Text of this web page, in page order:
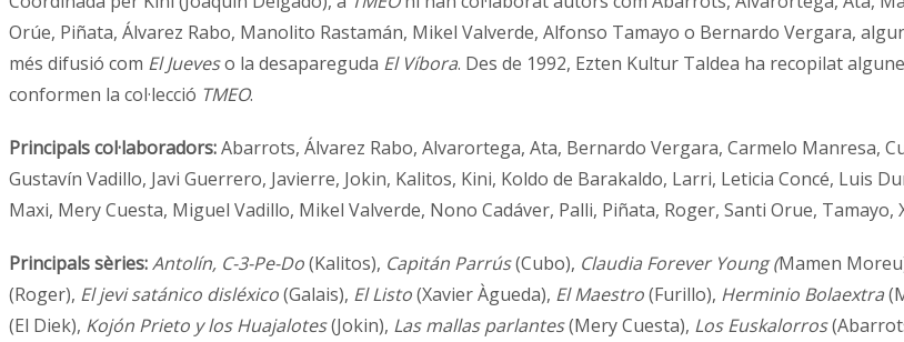
Orúe, Piñata, Álvarez Rabo, Manolito Rastamán, Mikel Valverde, Alfonso Tamayo o Bernardo Vergara,
més difusió com El Jueveso la desapareguda El Víbora. Des de 1992, Ezten Kultur Taldea ha recopilat
conformen la col·lecció TMEO.
Principals col·laboradors:Abarrots, Álvarez Rabo, Alvarortega, Ata, Bernardo Vergara, Carmelo Manresa,
Gustavín Vadillo, Javi Guerrero, Javierre, Jokin, Kalitos, Kini, Koldo de Barakaldo, Larri, Leticia Concé, Luis
Maxi, Mery Cuesta, Miguel Vadillo, Mikel Valverde, Nono Cadáver, Palli, Piñata, Roger, Santi Orue, Tamayo,
Principals sèries:Antolín, C-3-Pe-Do(Kalitos), Capitán Parrús(Cubo), Claudia Forever Young (Mamen
(Roger), El jevi satánico disléxico(Galais), El Listo(Xavier Àgueda), El Maestro(Furillo), Herminio Bolaextra
(El Diek), Kojón Prieto y los Huajalotes(Jokin), Las mallas parlantes(Mery Cuesta), Los Euskalorros